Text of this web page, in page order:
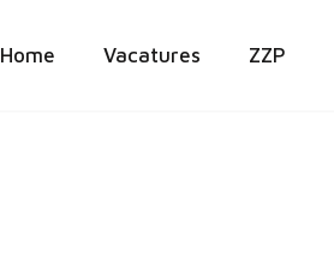
Home Vacatures ZZP